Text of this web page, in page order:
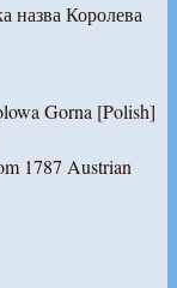
назва Королева
Gorna [Polish]
1787 Austrian